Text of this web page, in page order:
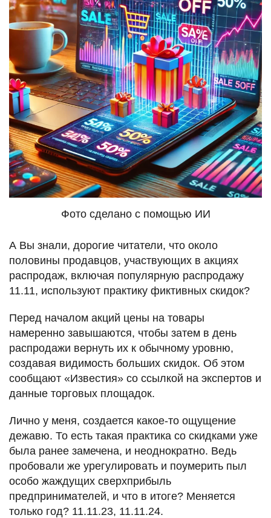
Фото сделано с помощью ИИ
А Вы знали, дорогие читатели, что около
половины продавцов, участвующих в акциях
распродаж, включая популярную распродажу
11.11, используют практику фиктивных скидок?
Перед началом акций цены на товары
намеренно завышаются, чтобы затем в день
распродажи вернуть их к обычному уровню,
создавая видимость больших скидок. Об этом
сообщают «Известия» со ссылкой на экспертов и
данные торговых площадок.
Лично у меня, создается какое-то ощущение
дежавю. То есть такая практика со скидками уже
была ранее замечена, и неоднократно. Ведь
пробовали же урегулировать и поумерить пыл
особо жаждущих сверхприбыль
предпринимателей, и что в итоге? Меняется
только год? 11.11.23, 11.11.24.